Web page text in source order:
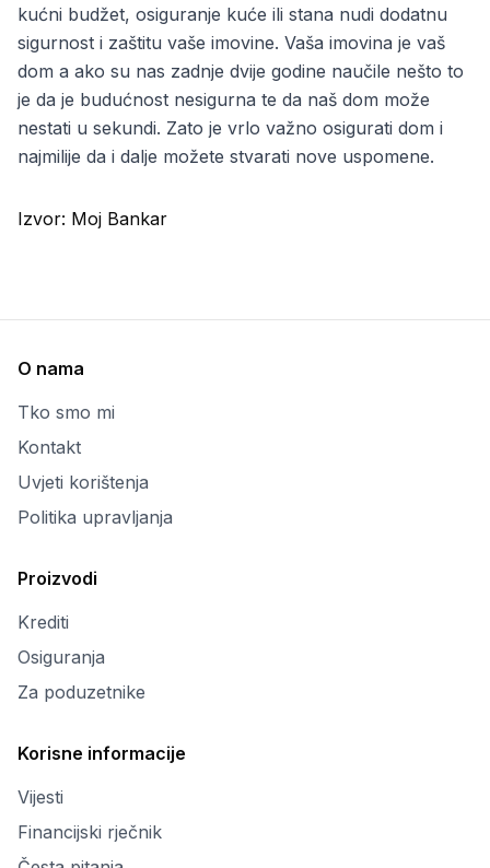
kućni budžet, osiguranje kuće ili stana nudi dodatnu
sigurnost i zaštitu vaše imovine. Vaša imovina je vaš
dom a ako su nas zadnje dvije godine naučile nešto to
je da je budućnost nesigurna te da naš dom može
nestati u sekundi. Zato je vrlo važno osigurati dom i
najmilije da i dalje možete stvarati nove uspomene.
Izvor: Moj Bankar
O nama
Tko smo mi
Kontakt
Uvjeti korištenja
Politika upravljanja
Proizvodi
Krediti
Osiguranja
Za poduzetnike
Korisne informacije
Vijesti
Financijski rječnik